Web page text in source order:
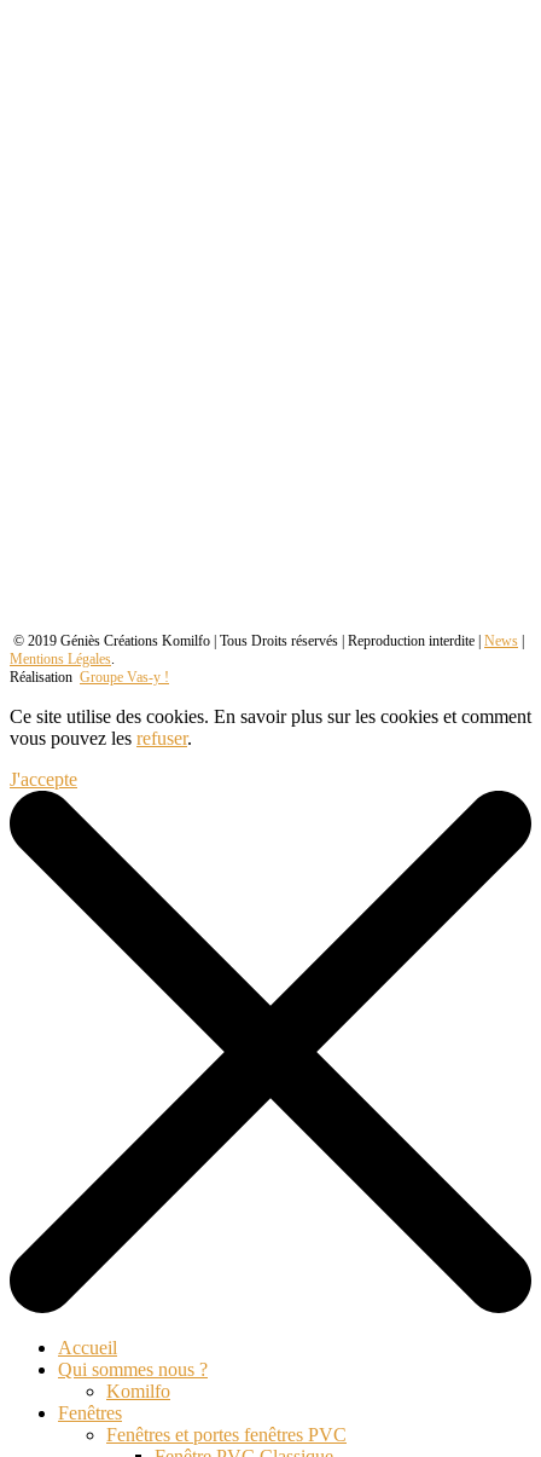
© 2019 Géniès Créations Komilfo | Tous Droits réservés | Reproduction interdite | News
Mentions Légales.
Réalisation Groupe Vas-y !
Ce site utilise des cookies. En savoir plus sur les cookies et comment
vous pouvez les refuser.
J'accepte
Accueil
Qui sommes nous ?
Komilfo
Fenêtres
Fenêtres et portes fenêtres PVC